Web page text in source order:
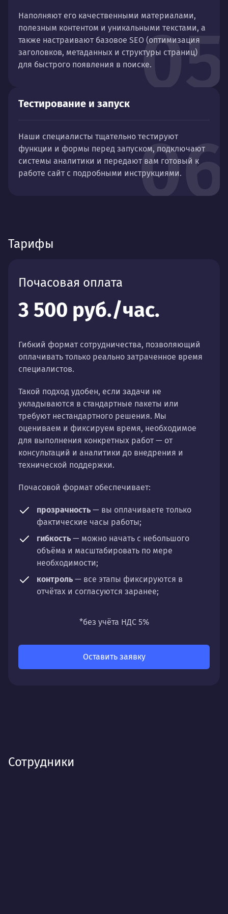
05
Наполняют его качественными материалами,
полезным контентом и уникальными текстами, а
также настраивают базовое SEO (оптимизация
заголовков, метаданных и структуры страниц)
для быстрого появления в поиске.
06
Тестирование и запуск
Наши специалисты тщательно тестируют
функции и формы перед запуском, подключают
системы аналитики и передают вам готовый к
работе сайт с подробными инструкциями.
Тарифы
Почасовая оплата
3 500 руб./час.
Гибкий формат сотрудничества, позволяющий
оплачивать только реально затраченное время
специалистов.
Такой подход удобен, если задачи не
укладываются в стандартные пакеты или
требуют нестандартного решения. Мы
оцениваем и фиксируем время, необходимое
для выполнения конкретных работ — от
консультаций и аналитики до внедрения и
технической поддержки.
Почасовой формат обеспечивает:
прозрачность — вы оплачиваете только
фактические часы работы;
гибкость — можно начать с небольшого
объёма и масштабировать по мере
необходимости;
контроль — все этапы фиксируются в
отчётах и согласуются заранее;
направлений: стратегии, настройки,
*без учёта НДС 5%
Оставить заявку
Сотрудники